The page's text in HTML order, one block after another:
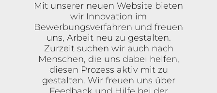
Mit unserer neuen Website bieten
wir Innovation im
Bewerbungsverfahren und freuen
uns, Arbeit neu zu gestalten.
Zurzeit suchen wir auch nach
Menschen, die uns dabei helfen,
diesen Prozess aktiv mit zu
gestalten. Wir freuen uns über